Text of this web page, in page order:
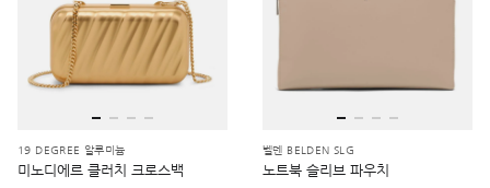
19 DEGREE 알루미늄
미노디에르 클러치 크로스백
벨덴 BELDEN SLG
노트북 슬리브 파우치